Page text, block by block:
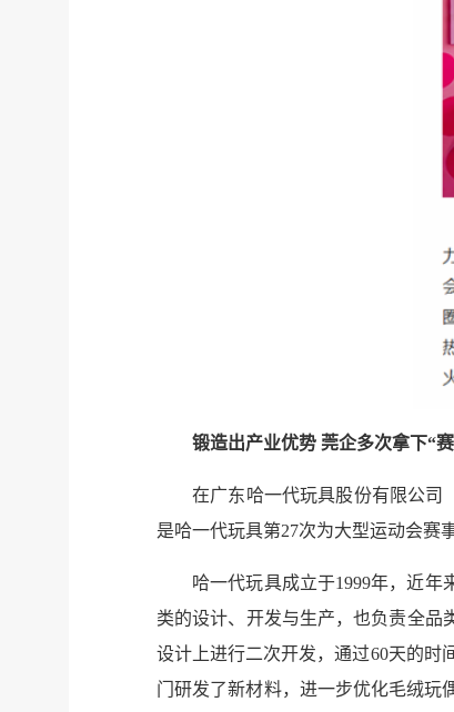
锻造出产业优势 莞企多次拿下“
在广东哈一代玩具股份有限公司
是哈一代玩具第27次为大型运动会赛
哈一代玩具成立于1999年，近
类的设计、开发与生产，也负责全品
设计上进行二次开发，通过60天的时
门研发了新材料，进一步优化毛绒玩